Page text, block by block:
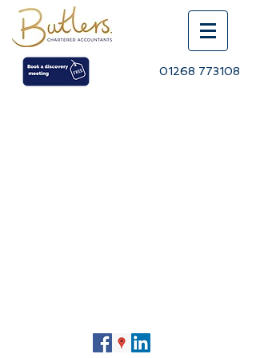
01268 773108